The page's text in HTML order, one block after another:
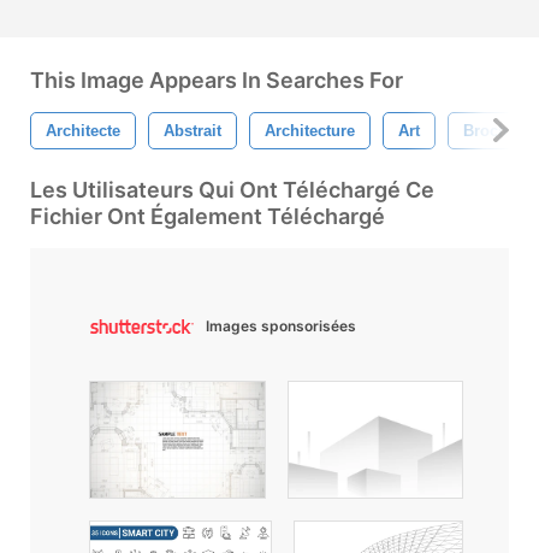
This Image Appears In Searches For
Architecte Abstrait Architecture Art Brochure
Les Utilisateurs Qui Ont Téléchargé Ce
Fichier Ont Également Téléchargé
Images sponsorisées